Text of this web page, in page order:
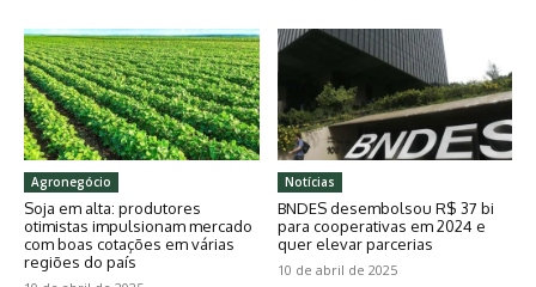
Agronegócio
Soja em alta: produtores
otimistas impulsionam mercado
com boas cotações em várias
regiões do país
Notícias
BNDES desembolsou R$ 37 bi
para cooperativas em 2024 e
quer elevar parcerias
10 de abril de 2025